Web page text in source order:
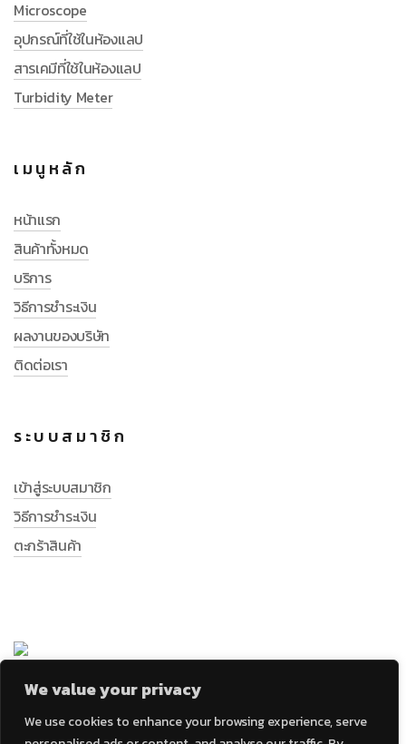
We value your privacy
We use cookies to enhance your browsing experience, serve
Microscope
อุปกรณ์ที่ใช้ในห้องแลป
สารเคมีที่ใช้ในห้องแลป
Turbidity Meter
เมนูหลัก
หน้าแรก
สินค้าทั้งหมด
บริการ
วิธีการชำระเงิน
ผลงานของบริษัท
ติดต่อเรา
ระบบสมาชิก
เข้าสู่ระบบสมาชิก
วิธีการชำระเงิน
ตะกร้าสินค้า